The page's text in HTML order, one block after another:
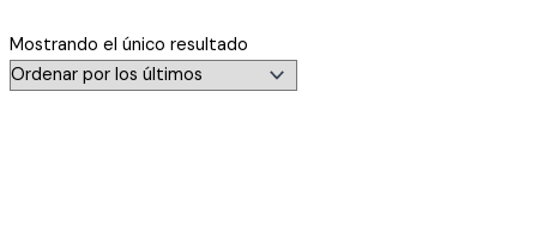
Mostrando el único resultado